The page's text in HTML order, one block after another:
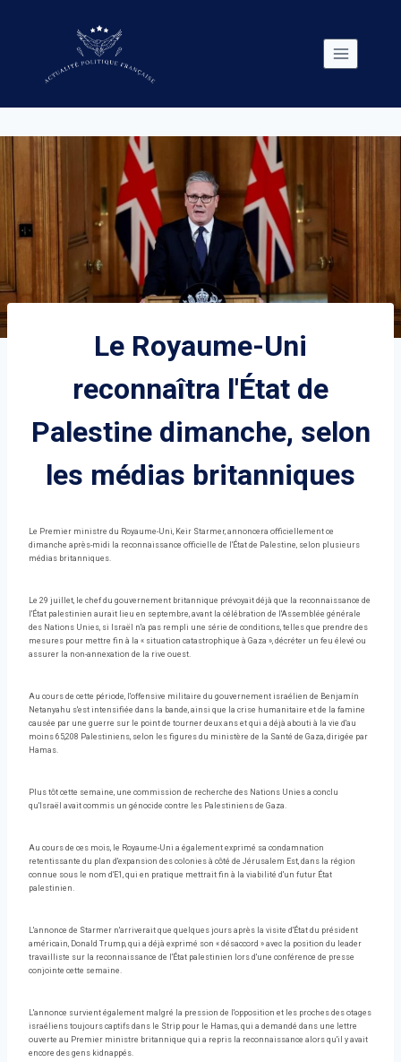
Le Royaume-Uni
reconnaîtra l'État de
Palestine dimanche, selon
les médias britanniques
Le Premier ministre du Royaume-Uni, Keir Starmer, annoncera officiellement ce
dimanche après-midi la reconnaissance officielle de l'État de Palestine, selon plusieurs
médias britanniques.
Le 29 juillet, le chef du gouvernement britannique prévoyait déjà que la reconnaissance de
l'État palestinien aurait lieu en septembre, avant la célébration de l'Assemblée générale
des Nations Unies, si Israël n'a pas rempli une série de conditions, telles que prendre des
mesures pour mettre fin à la « situation catastrophique à Gaza », décréter un feu élevé ou
assurer la non-annexation de la rive ouest.
Au cours de cette période, l'offensive militaire du gouvernement israélien de Benjamín
Netanyahu s'est intensifiée dans la bande, ainsi que la crise humanitaire et de la famine
causée par une guerre sur le point de tourner deux ans et qui a déjà abouti à la vie d'au
moins 65,208 Palestiniens, selon les figures du ministère de la Santé de Gaza, dirigée par
Hamas.
Plus tôt cette semaine, une commission de recherche des Nations Unies a conclu
qu'Israël avait commis un génocide contre les Palestiniens de Gaza.
Au cours de ces mois, le Royaume-Uni a également exprimé sa condamnation
retentissante du plan d'expansion des colonies à côté de Jérusalem Est, dans la région
connue sous le nom d'E1, qui en pratique mettrait fin à la viabilité d'un futur État
palestinien.
L'annonce de Starmer n'arriverait que quelques jours après la visite d'État du président
américain, Donald Trump, qui a déjà exprimé son « désaccord » avec la position du leader
travailliste sur la reconnaissance de l'État palestinien lors d'une conférence de presse
conjointe cette semaine.
L'annonce survient également malgré la pression de l'opposition et les proches des otages
israéliens toujours captifs dans le Strip pour le Hamas, qui a demandé dans une lettre
ouverte au Premier ministre britannique qui a repris la reconnaissance alors qu'il y avait
encore des gens kidnappés.